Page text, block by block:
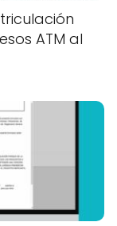
ATM al